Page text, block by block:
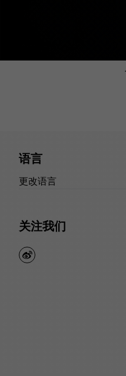
语言
更改语言
关注我们
weibo